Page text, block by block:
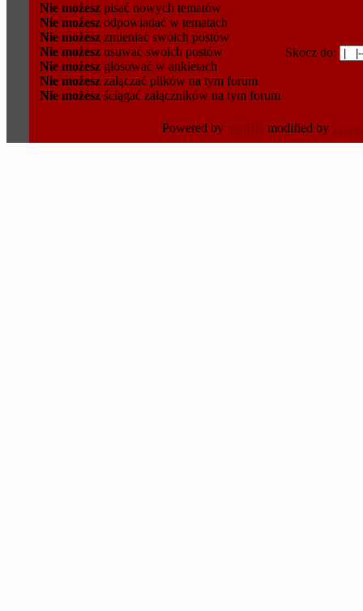
Nie możesz pisać nowych tematów
Nie możesz odpowiadać w tematach
Nie możesz zmieniać swoich postów
Nie możesz usuwać swoich postów
Nie możesz głosować w ankietach
Nie możesz załączać plików na tym forum
Nie możesz ściągać załączników na tym forum
Skocz do:
Powered by phpBB modified by